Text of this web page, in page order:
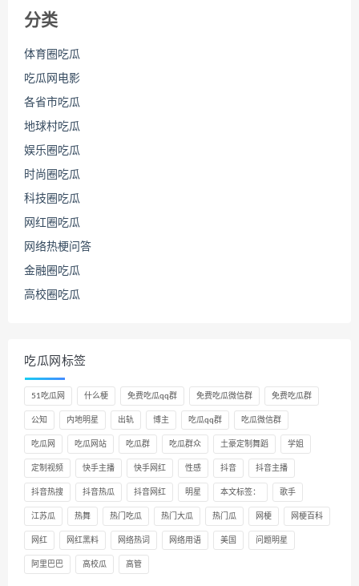
分类
体育圈吃瓜
吃瓜网电影
各省市吃瓜
地球村吃瓜
娱乐圈吃瓜
时尚圈吃瓜
科技圈吃瓜
网红圈吃瓜
网络热梗问答
金融圈吃瓜
高校圈吃瓜
吃瓜网标签
51吃瓜网 什么梗 免费吃瓜qq群 免费吃瓜微信群 免费吃瓜群
公知 内地明星 出轨 博主 吃瓜qq群 吃瓜微信群
吃瓜网 吃瓜网站 吃瓜群 吃瓜群众 土豪定制舞蹈 学姐
定制视频 快手主播 快手网红 性感 抖音 抖音主播
抖音热搜 抖音热瓜 抖音网红 明星 本文标签： 歌手
江苏瓜 热舞 热门吃瓜 热门大瓜 热门瓜 网梗 网梗百科
网红 网红黑料 网络热词 网络用语 美国 问题明星
阿里巴巴 高校瓜 高管